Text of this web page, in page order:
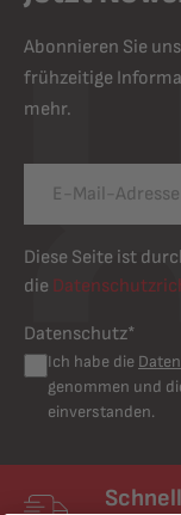
Abonnieren Sie
frühzeitige
mehr.
Diese Seite ist
die
Datenschutz*
Ich habe die
genommen und
einverstanden.